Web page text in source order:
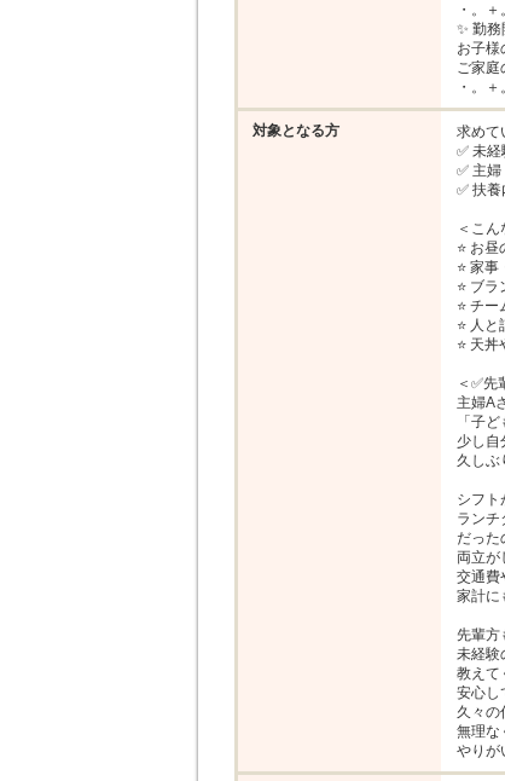
・。
✨ 勤
お子
ご家庭
・。
対象となる方
求めて
✅ 未
✅ 主
✅ 扶
＜こ
⭐ お
⭐ 家
⭐ ブ
⭐ チ
⭐ 人
⭐ 天
＜✅先
主婦A
「子
少し自
久しぶ
シフト
ランチ
だった
両立が
交通費
家計に
先輩方
未経験
教えて
安心し
久々の
無理な
やりが